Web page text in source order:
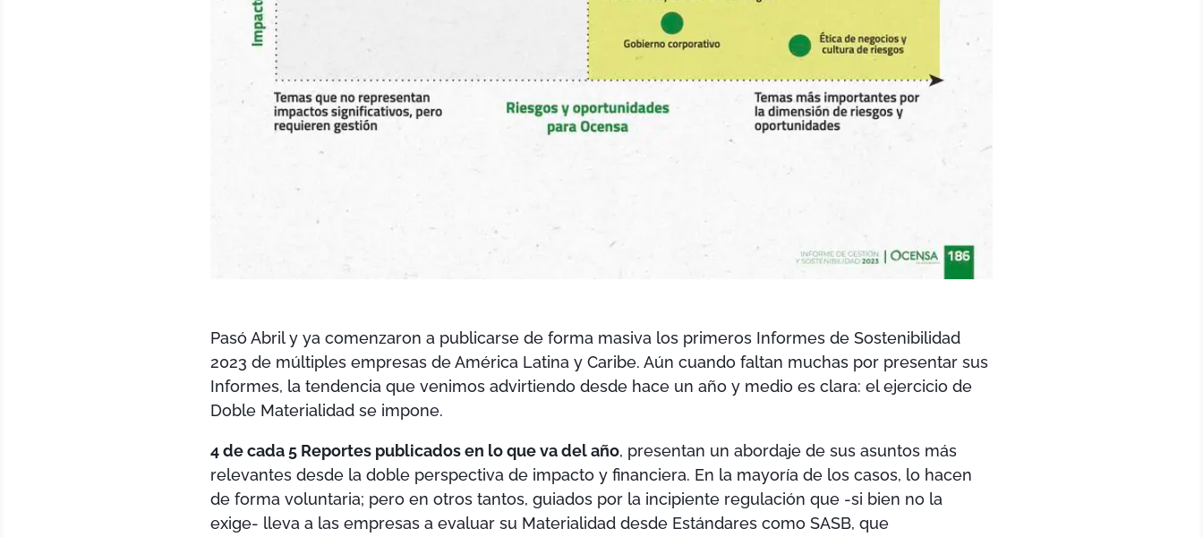
Pasó Abril y ya comenzaron a publicarse de forma masiva los primeros Informes de Sostenibilidad
2023 de múltiples empresas de América Latina y Caribe. Aún cuando faltan muchas por presentar sus
Informes, la tendencia que venimos advirtiendo desde hace un año y medio es clara: el ejercicio de
Doble Materialidad se impone.
4 de cada 5 Reportes publicados en lo que va del año, presentan un abordaje de sus asuntos más
relevantes desde la doble perspectiva de impacto y financiera. En la mayoría de los casos, lo hacen
de forma voluntaria; pero en otros tantos, guiados por la incipiente regulación que -si bien no la
exige- lleva a las empresas a evaluar su Materialidad desde Estándares como SASB, que